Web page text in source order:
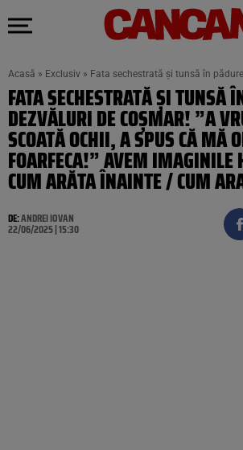
Acasă » Exclusiv » Fata sechestrată și tunsă în
FATA SECHESTRATĂ ȘI TUNSĂ
DEZVĂLURI DE COȘMAR! ”A
SCOATĂ OCHII, A SPUS CĂ MĂ
FOARFECA!” AVEM IMAGINILE
CUM ARĂTA ÎNAINTE / CUM
DE:ANDREI IOVAN
22/06/2025 | 15:30